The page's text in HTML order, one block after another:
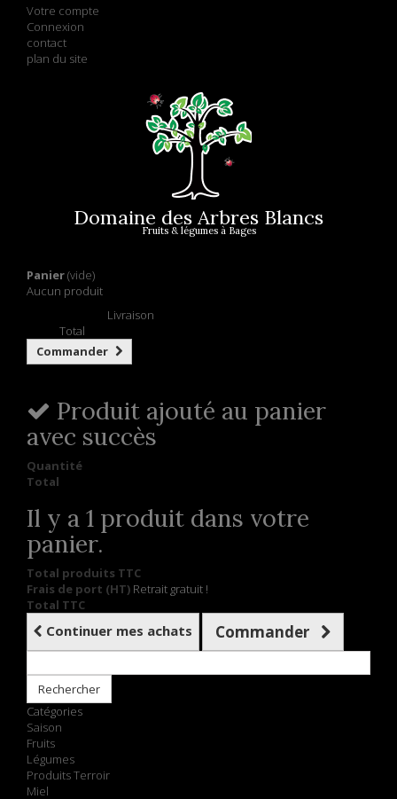
Votre compte
Connexion
contact
plan du site
Domaine des Arbres Blancs
Fruits & légumes à Bages
Panier(vide)
Aucun produit
Livraison
Total
Commander
Produit ajouté au panier
avec succès
Quantité
Total
Il y a 1 produit dans votre
panier.
Total produits TTC
Frais de port (HT) Retrait gratuit !
Total TTC
Continuer mes achats Commander
Rechercher
Catégories
Saison
Fruits
Légumes
Produits Terroir
Miel